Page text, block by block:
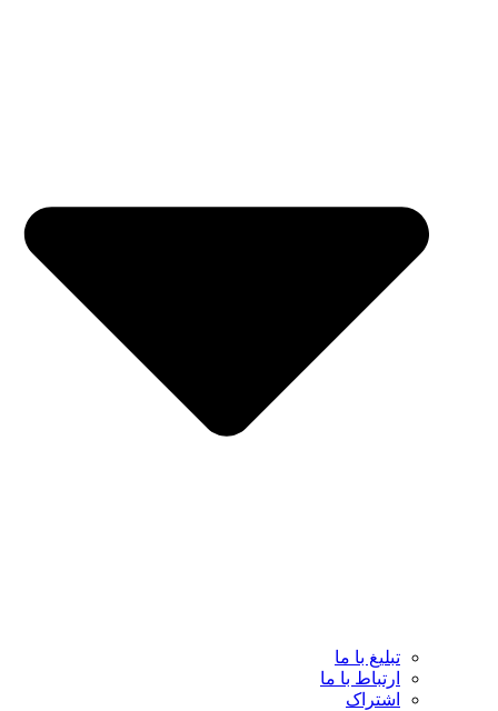
تبلیغ با ما
ارتباط با ما
اشتراک